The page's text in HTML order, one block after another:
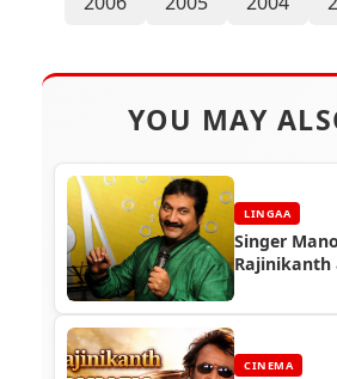
YOU MAY
LINGAA
Singer
Rajinikanth
CINEMA